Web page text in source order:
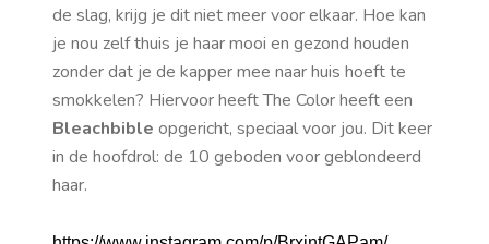
de slag, krijg je dit niet meer voor elkaar. Hoe kan
je nou zelf thuis je haar mooi en gezond houden
zonder dat je de kapper mee naar huis hoeft te
smokkelen? Hiervoor heeft The Color heeft een
Bleachbible opgericht, speciaal voor jou. Dit keer
in de hoofdrol: de 10 geboden voor geblondeerd
haar.